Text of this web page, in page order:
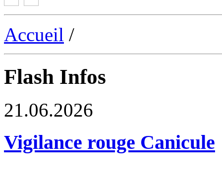
Accueil /
Flash Infos
21.06.2026
Vigilance rouge Canicule